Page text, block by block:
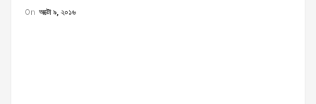
On অক্টো ৯, ২০১৬